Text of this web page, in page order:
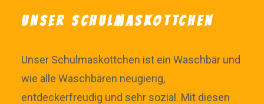
UNSER SCHULMASKOTTCHEN
Unser Schulmaskottchen ist ein Waschbär und
wie alle Waschbären neugierig,
entdeckerfreudig und sehr sozial. Mit diesen